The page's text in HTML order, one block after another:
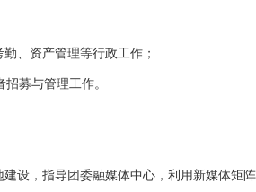
、资产管理等行政工作；
招募与管理工作。
设，指导团委融媒体中心，利用新媒体矩